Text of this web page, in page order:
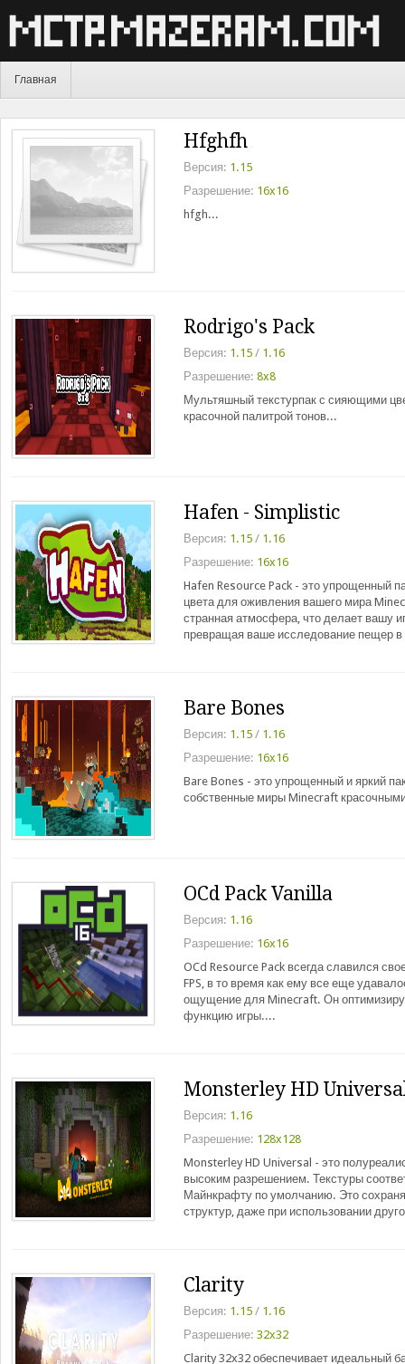
Главная
Hfghfh
Версия: 1.15
Разрешение: 16x16
hfgh...
Rodrigo's Pack
Версия: 1.15 / 1.16
Разрешение: 8x8
Мультяшный текстурпак с сияющими
красочной палитрой тонов...
Hafen - Simplistic
Версия: 1.15 / 1.16
Разрешение: 16x16
Hafen Resource Pack - это упрощенный
цвета для оживления вашего мира
странная атмосфера, что делает вашу
превращая ваше исследование пещер
Bare Bones
Версия: 1.15 / 1.16
Разрешение: 16x16
Bare Bones - это упрощенный и яркий
собственные миры Minecraft
OCd Pack Vanilla
Версия: 1.16
Разрешение: 16x16
OCd Resource Pack всегда славился
FPS, в то время как ему все еще
ощущение для Minecraft. Он
функцию игры....
Monsterley HD
Версия: 1.16
Разрешение: 128x128
Monsterley HD Universal - это
высоким разрешением. Текстуры
Майнкрафту по умолчанию. Это
структур, даже при использовании
Clarity
Версия: 1.15 / 1.16
Разрешение: 32x32
Clarity 32x32 обеспечивает идеальный